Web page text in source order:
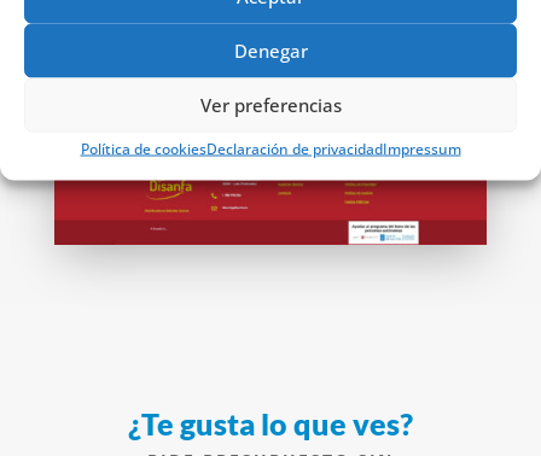
Denegar
Ver preferencias
Política de cookiesDeclaración de privacidadImpressum
¿Te gusta lo que ves?